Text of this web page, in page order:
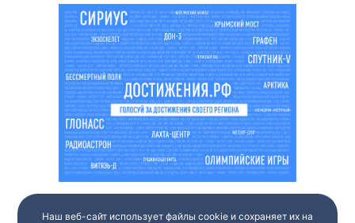
Наш веб-сайт использует файлы cookie и сохраняет их на